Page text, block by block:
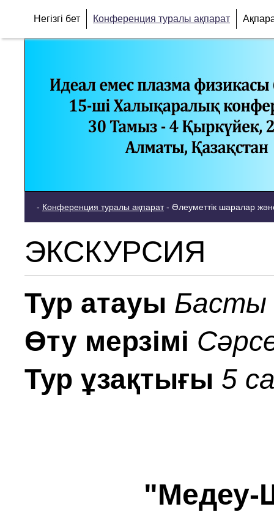
Негізгі бет Конференция туралы ақпарат
- Конференция туралы ақпарат- Әлеуметтік шаралар
ЭКСКУРСИЯ
Тур атауы Басты
Өту мерзімі
Тур ұзақтығы 5
"Медеу-